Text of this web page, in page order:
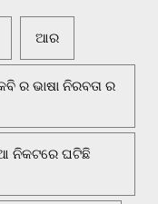
ଆର
ର ଭାଷା ନିରବତା ର
ନିକଟରେ ଘଟିଛି